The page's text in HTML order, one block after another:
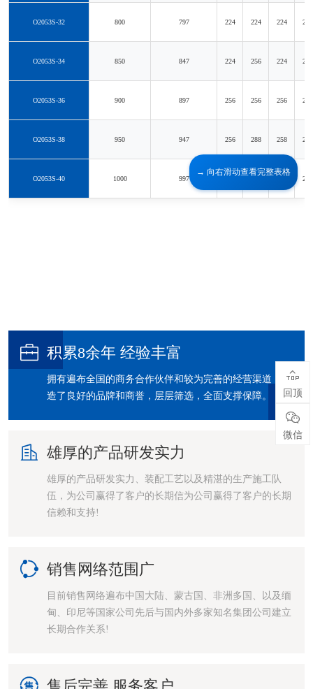
O2053S-32 800 797 224 224 224 224
O2053S-34 850 847 224 256 224 224
O2053S-36 900 897 256 256 256 256
O2053S-38 950 947 256 288 258 256
O2053S-40 1000 997 288 288 288 288
 积累8余年 经验丰富
拥有遍布全国的商务合作伙伴和较为完善的经营渠道，缔
造了良好的品牌和商誉，层层筛选，全面支撑保障。
 雄厚的产品研发实力
雄厚的产品研发实力、装配工艺以及精湛的生产施工队
伍，为公司赢得了客户的长期信为公司赢得了客户的长期
信赖和支持!
 销售网络范围广
目前销售网络遍布中国大陆、蒙古国、非洲多国、以及缅
甸、印尼等国家公司先后与国内外多家知名集团公司建立
长期合作关系!

回顶

微信